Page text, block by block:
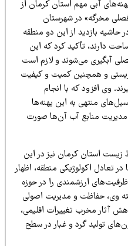
آبی مهم استان کرمان از
در شهرستان
بازدید از این دو منطقه
مساحت دارند، تأکید کرد که این
می‌شوند و لازم است
و همچنین کمیت و کیفیت
افزود که با انجام
منتهی به این پهنه‌ها
منابع آب آن‌ها صورت
کرمان نیز در این
اکولوژیکی منطقه، اظهار
ارزشمندی را در حوزه
حفاظت و مدیریت اصولی
مخرب تغییرات اقلیمی،
گرد و غبار در سطح